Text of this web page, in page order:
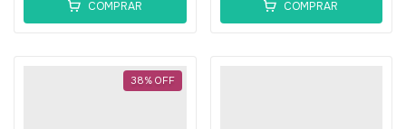
COMPRAR COMPRAR
38% OFF